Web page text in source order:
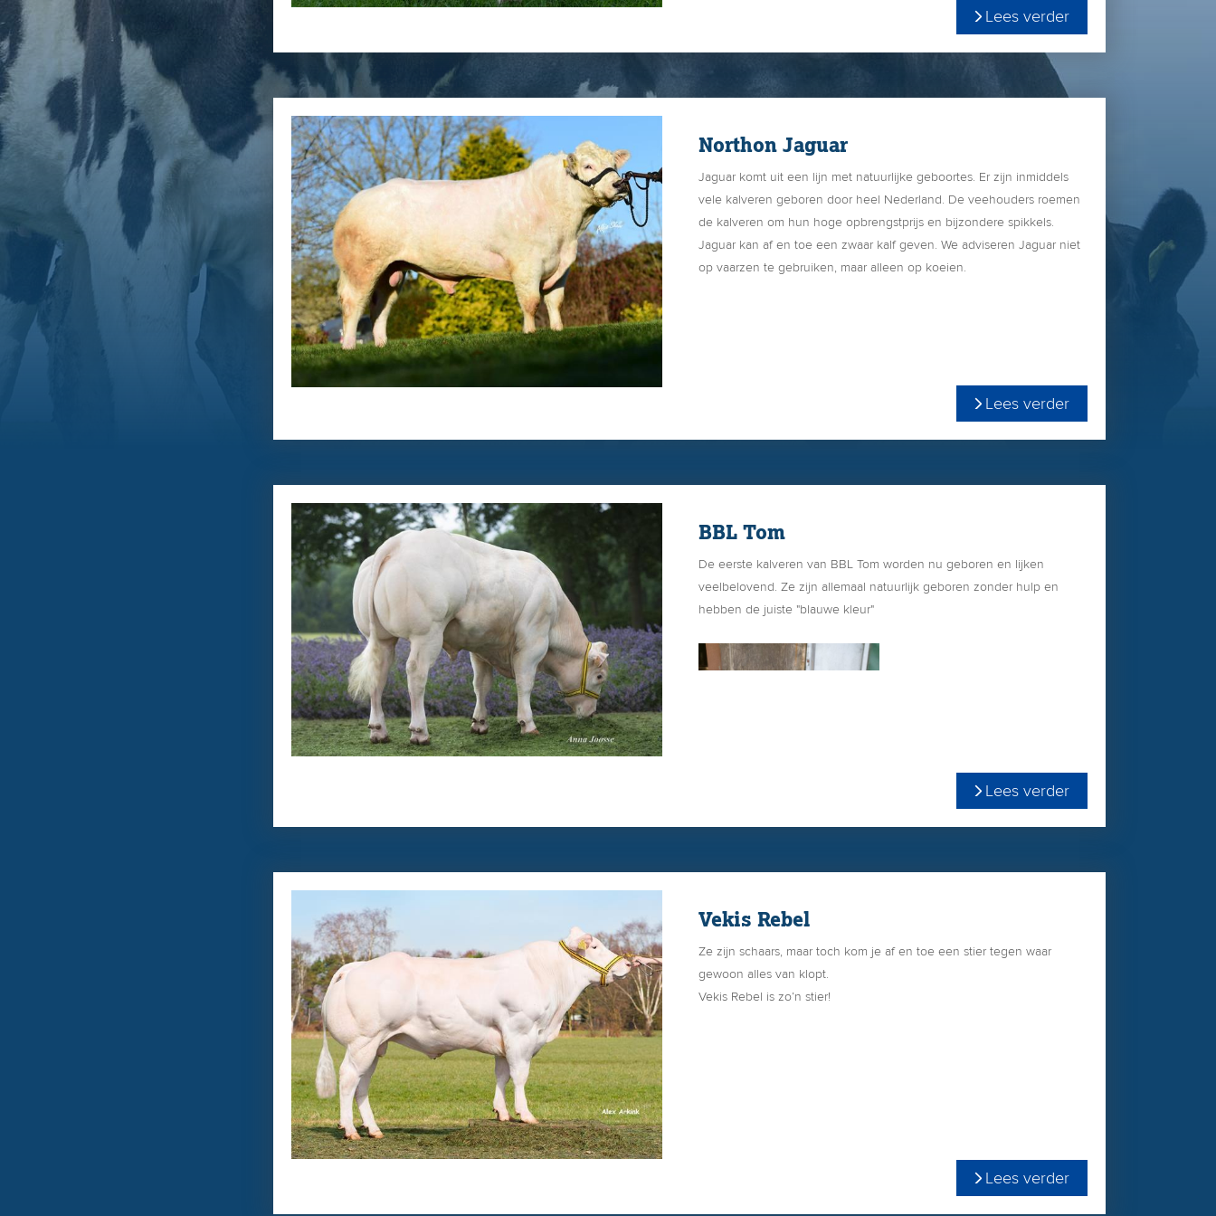
Poetin is een echte gebruikskruisings-stier met 4 zuivere witte
gebruikskruising belgen in de afstamming te weten: Adamo x Ustin x
Lees verder
Northon Jaguar
Jaguar komt uit een lijn met natuurlijke geboortes. Er zijn inmiddels
vele kalveren geboren door heel Nederland. De veehouders roemen
de kalveren om hun hoge opbrengstprijs en bijzondere spikkels.
Jaguar kan af en toe een zwaar kalf geven. We adviseren Jaguar niet
op vaarzen te gebruiken, maar alleen op koeien.
Lees verder
BBL Tom
De eerste kalveren van BBL Tom worden nu geboren en lijken
veelbelovend. Ze zijn allemaal natuurlijk geboren zonder hulp en
hebben de juiste "blauwe kleur"
Lees verder
Vekis Rebel
Ze zijn schaars, maar toch kom je af en toe een stier tegen waar
gewoon alles van klopt.
Vekis Rebel is zo’n stier!
Lees verder